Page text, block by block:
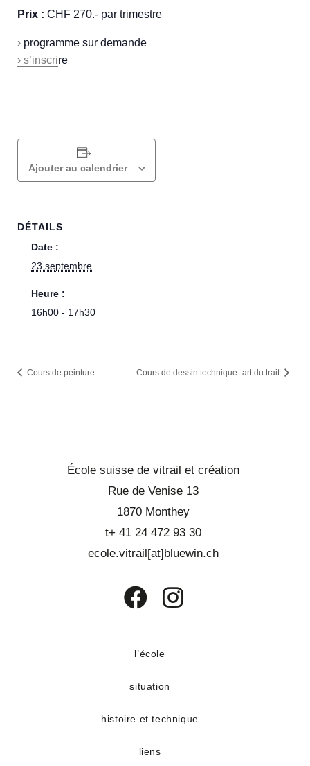
Prix : CHF 270.- par trimestre
› programme sur demande
› s’inscrire
Ajouter au calendrier
DÉTAILS
Date :
23 septembre
Heure :
16h00 - 17h30
Cours de peinture Cours de dessin technique- art du trait
École suisse de vitrail et création
Rue de Venise 13
1870 Monthey
t+ 41 24 472 93 30
ecole.vitrail[at]bluewin.ch
un
onglet
l’école
situation
histoire et technique
liens